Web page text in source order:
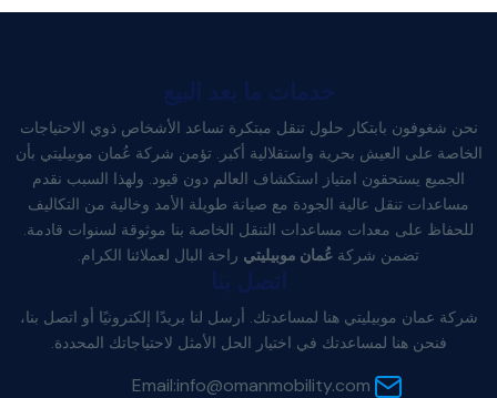
خدمات ما بعد البيع
نحن شغوفون بابتكار حلول تنقل مبتكرة تساعد الأشخاص ذوي الاحتياجات
الخاصة على العيش بحرية واستقلالية أكبر. تؤمن شركة عُمان موبيليتي بأن
الجميع يستحقون امتياز استكشاف العالم دون قيود. ولهذا السبب نقدم
مساعدات تنقل عالية الجودة مع صيانة طويلة الأمد وخالية من التكاليف
للحفاظ على معدات مساعدات التنقل الخاصة بنا موثوقة لسنوات قادمة.
تضمن شركة عُمان موبيليتي راحة البال لعملائنا الكرام.
اتصل بنا
شركة عمان موبيليتي هنا لمساعدتك. أرسل لنا بريدًا إلكترونيًا أو اتصل بنا،
فنحن هنا لمساعدتك في اختيار الحل الأمثل لاحتياجاتك المحددة.
Email:info@omanmobility.com